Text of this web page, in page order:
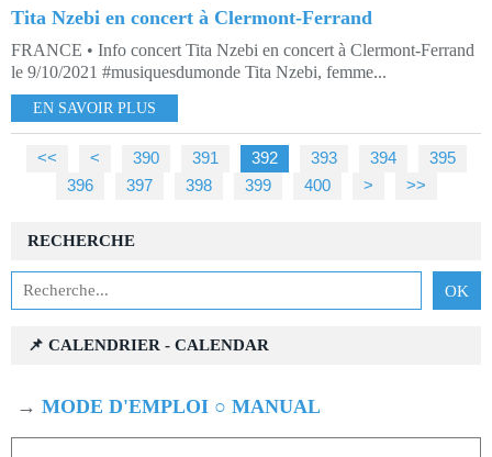
Tita Nzebi en concert à Clermont-Ferrand
FRANCE • Info concert Tita Nzebi en concert à Clermont-Ferrand
le 9/10/2021 #musiquesdumonde Tita Nzebi, femme...
EN SAVOIR PLUS
<< < 300
310
320
330
340
350
360
370
380
390 391 392 393 394
395
396
397 398 399 400 500
> >>
RECHERCHE
📌 CALENDRIER - CALENDAR
→ MODE D'EMPLOI ○ MANUAL